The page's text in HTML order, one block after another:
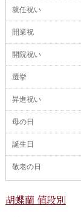
就任祝い
開業祝
開院祝い
選挙
昇進祝い
母の日
誕生日
敬老の日
胡蝶蘭 値段別